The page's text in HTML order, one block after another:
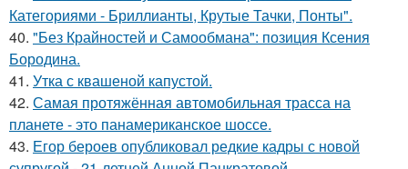
Категориями - Бриллианты, Крутые Тачки, Понты".
40. "Без Крайностей и Самообмана": позиция Ксения
Бородина.
41. Утка с квашеной капустой.
42. Самая протяжённая автомобильная трасса на
планете - это панамериканское шоссе.
43. Егор бероев опубликовал редкие кадры с новой